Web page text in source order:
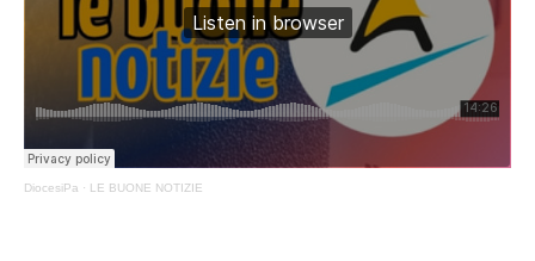
DiocesiPa · LE BUONE NOTIZIE